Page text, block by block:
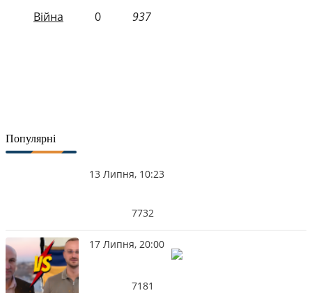
Війна 0 937
Популярні
13 Липня, 10:23
7732
17 Липня, 20:00
7181